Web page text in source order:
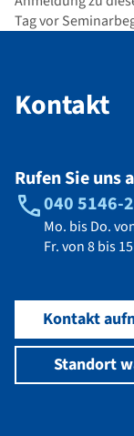
Tag vor
Kontakt
Rufen Sie uns
040 5146-
Mo. bis Do.
Fr. von 8 bis
Kontakt
Standort